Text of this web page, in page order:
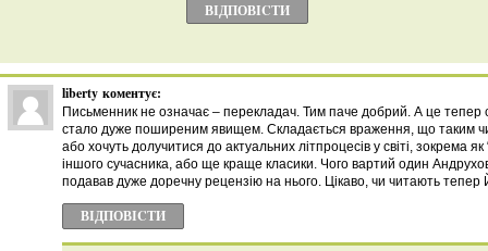
ВІДПОВІCТИ
liberty коментує:
Письменник не означає – перекладач. Тим паче добрий. А це тепер
стало дуже поширеним явищем. Складається враження, що таким
або хочуть долучитися до актуальних літпроцесів у світі, зокрема як
іншого сучасника, або ще краще класики. Чого вартий один
подавав дуже доречну рецензію на нього. Цікаво, чи читають
ВІДПОВІCТИ